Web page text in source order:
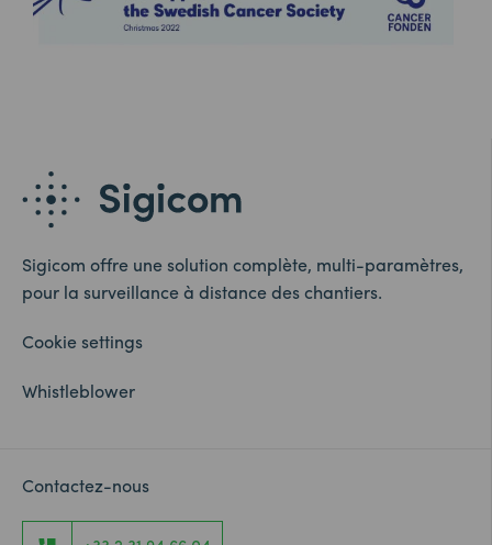
Sigicom offre une solution complète, multi-paramètres,
pour la surveillance à distance des chantiers.
Cookie settings
Whistleblower
Contactez-nous